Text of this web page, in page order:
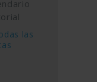
las